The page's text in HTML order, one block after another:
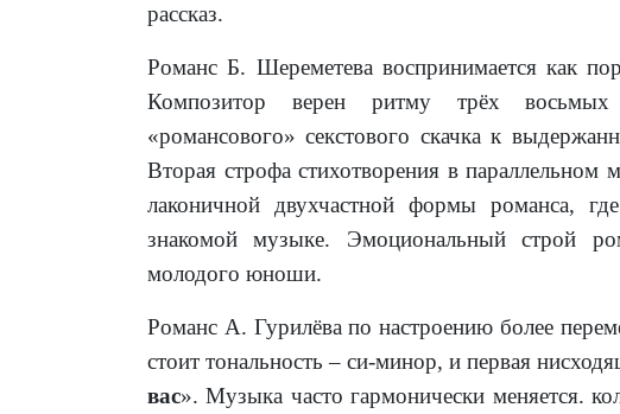
рассказ.
Романс Б. Шереметева воспринимается как
Композитор верен ритму трёх восьмых
«романсового» секстового скачка к
Вторая строфа стихотворения в параллельном
лаконичной двухчастной формы романса,
знакомой музыке. Эмоциональный строй
молодого юноши.
Романс А. Гурилёва по настроению более
стоит тональность – си-минор, и первая
вас». Музыка часто гармонически меняется.